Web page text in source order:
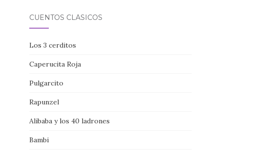
CUENTOS CLÁSICOS
Los 3 cerditos
Caperucita Roja
Pulgarcito
Rapunzel
Alibaba y los 40 ladrones
Bambi